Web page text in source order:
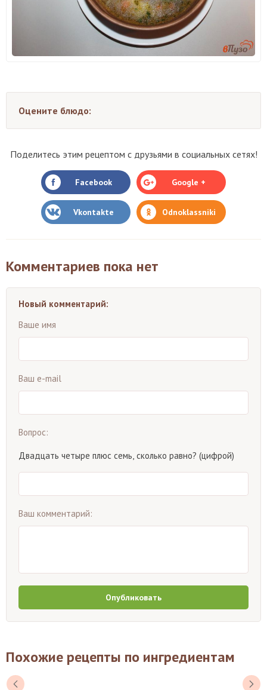
Оцените блюдо:
Поделитесь этим рецептом с друзьями в социальных сетях!
Facebook Google +
Vkontakte Odnoklassniki
Комментариев пока нет
Новый комментарий:
Ваше имя
Ваш e-mail
Вопрос:
Двадцать четыре плюс семь, сколько равно? (цифрой)
Ваш комментарий:
Опубликовать
Похожие рецепты по ингредиентам